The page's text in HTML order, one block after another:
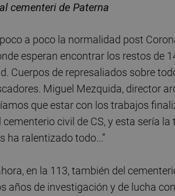
cementeri de Paterna
a poco la normalidad post
esperan encontrar los restos de
Cuerpos de represaliados sobre
Miguel Mezquida, director
que estar con los trabajos
civil de CS, y esta sería la
ha ralentizado todo...”
en la 113, también del
años de investigación y de lucha